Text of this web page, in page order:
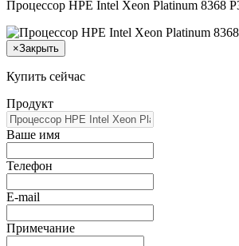
Процессор HPE Intel Xeon Platinum 8368
×Закрыть
Купить сейчас
Продукт
Ваше имя
Телефон
E-mail
Примечание